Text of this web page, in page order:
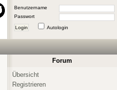
Benutzername
Passwort
Login Autologin
Forum
Übersicht
Registrieren